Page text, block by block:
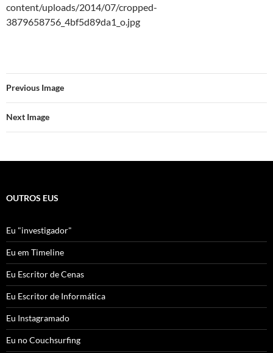
content/uploads/2014/07/cropped-
3879658756_4bf5d89da1_o.jpg
Previous Image
Next Image
OUTROS EUS
Eu "investigador"
Eu em Timeline
Eu Escritor de Cenas
Eu Escritor de Informática
Eu Instagramado
Eu no Couchsurfing